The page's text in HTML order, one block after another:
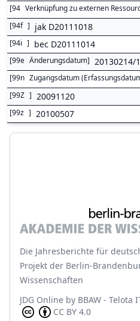
[94 Verknüpfung zu externen
[94f ] jak D20111018
[94i ] bec D20111014
[99e Änderungsdatum] 20130214/
[99n Zugangsdatum
[99Z ] 20091120
[99z ] 20100507
Die Jahresberichte für
Projekt der Berlin-
Wissenschaften
JDG Online by BBAW - Telota
CC BY 4.0